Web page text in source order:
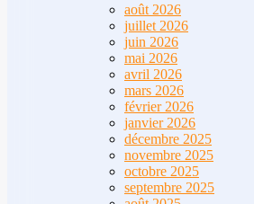
août 2026
juillet 2026
juin 2026
mai 2026
avril 2026
mars 2026
février 2026
janvier 2026
décembre 2025
novembre 2025
octobre 2025
septembre 2025